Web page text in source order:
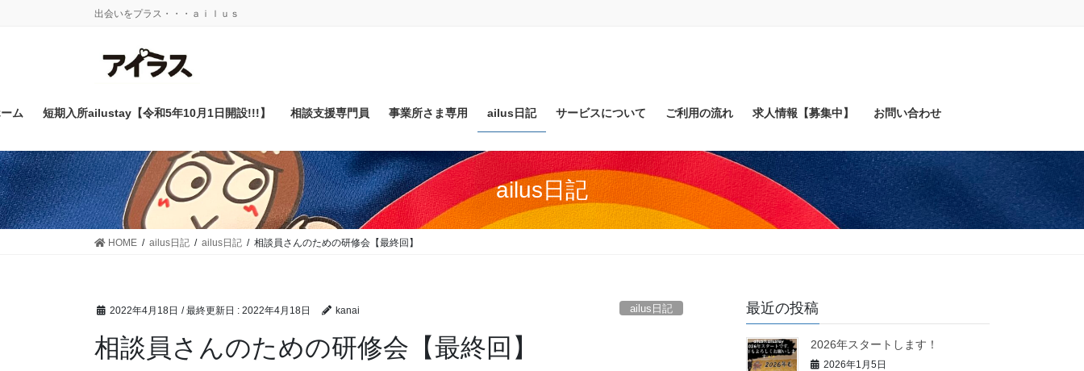
移
動
出会いをプラス・・・ａｉｌｕｓ
ム 短期入所ailustay【令和5年10月1日開設!!!】 相談支援専門員 事業所さま専用 ailus日記 サービスについて ご利用の流れ 求人情報【募集中】 お問い合わせ
ailus日記
HOME ailus日記 ailus日記 相談員さんのための研修会【最終回】
2022年4月18日 / 最終更新日 : 2022年4月18日 kanai ailus日記
相談員さんのための研修会【最終回】
最近の投稿
2026年スタートします！
2026年1月5日